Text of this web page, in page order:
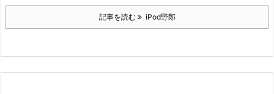
記事を読む iPod野郎